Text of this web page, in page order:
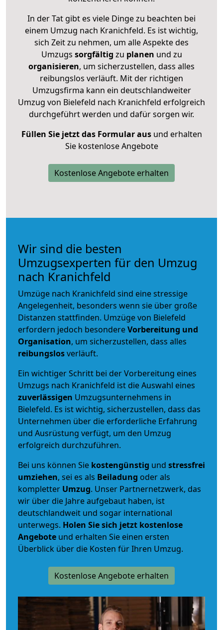
In der Tat gibt es viele Dinge zu beachten bei
einem Umzug nach Kranichfeld. Es ist wichtig,
sich Zeit zu nehmen, um alle Aspekte des
Umzugs sorgfältig zu planen und zu
organisieren, um sicherzustellen, dass alles
reibungslos verläuft. Mit der richtigen
Umzugsfirma kann ein deutschlandweiter
Umzug von Bielefeld nach Kranichfeld erfolgreich
durchgeführt werden und dafür sorgen wir.
Füllen Sie jetzt das Formular ausund erhalten
Sie kostenlose Angebote
Kostenlose Angebote erhalten
Wir sind die besten
Umzugsexperten für den Umzug
nach Kranichfeld
Umzüge nach Kranichfeld sind eine stressige
Angelegenheit, besonders wenn sie über große
Distanzen stattfinden. Umzüge von Bielefeld
erfordern jedoch besondereVorbereitung und
Organisation, um sicherzustellen, dass alles
reibungslosverläuft.
Ein wichtiger Schritt bei der Vorbereitung eines
Umzugs nach Kranichfeld ist die Auswahl eines
zuverlässigen Umzugsunternehmens in
Bielefeld. Es ist wichtig, sicherzustellen, dass das
Unternehmen über die erforderliche Erfahrung
und Ausrüstung verfügt, um den Umzug
erfolgreich durchzuführen.
Bei uns können Sie kostengünstig und stressfrei
umziehen, sei es als Beiladung oder als
kompletter Umzug. Unser Partnernetzwerk, das
wir über die Jahre aufgebaut haben, ist
deutschlandweit und sogar international
unterwegs. Holen Sie sich jetzt kostenlose
Angebote und erhalten Sie einen ersten
Überblick über die Kosten für Ihren Umzug.
Kostenlose Angebote erhalten